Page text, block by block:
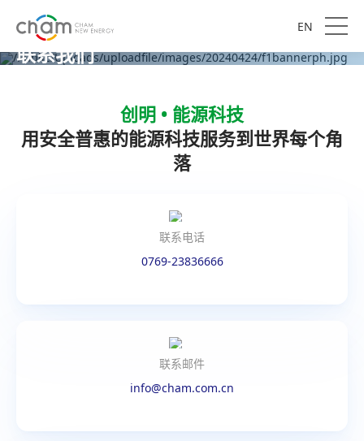
EN
联系我们
创明 • 能源科技
用安全普惠的能源科技服务到世界每个角
落
联系电话
0769-23836666
联系邮件
info@cham.com.cn